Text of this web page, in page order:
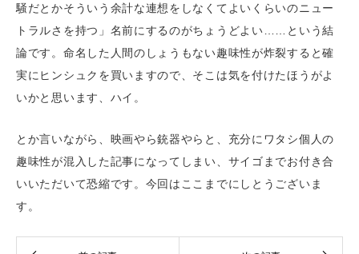
騒だとかそういう余計な連想をしなくてよいくらいのニュー
トラルさを持つ」名前にするのがちょうどよい……という結
論です。命名した人間のしょうもない趣味性が炸裂すると確
実にヒンシュクを買いますので、そこは気を付けたほうがよ
いかと思います、ハイ。
とか言いながら、映画やら銃器やらと、充分にワタシ個人の
趣味性が混入した記事になってしまい、サイゴまでお付き合
いいただいて恐縮です。今回はここまでにしとうございま
す。